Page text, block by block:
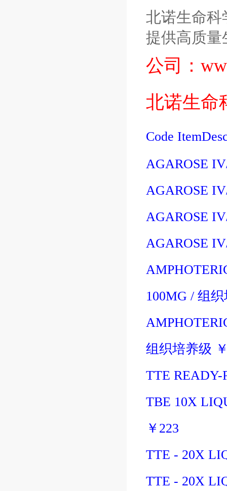
北诺生命科
提供高质量
公司：
北诺生命
Code
AGAROSE
AGAROSE
AGAROSE
AGAROSE
100MG / 组
组织培养级
TTE READY-
TBE 10X
￥ 223
TTE - 20X
TTE - 20X